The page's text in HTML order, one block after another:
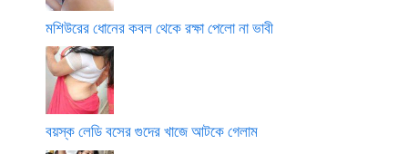
মশিউরের ধোনের কবল থেকে রক্ষা পেলো না ভাবী
বয়স্ক লেডি বসের গুদের খাজে আটকে গেলাম